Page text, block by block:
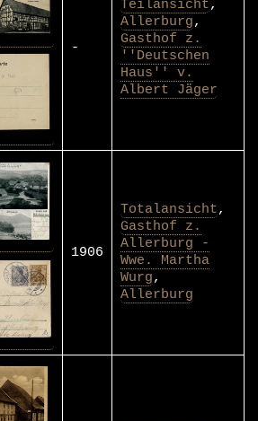
-
Teilansicht,
Allerburg,
Gasthof z.
''Deutschen
Haus'' v.
Albert Jäger
1906
Totalansicht,
Gasthof z.
Allerburg -
Wwe. Martha
Wurg,
Allerburg